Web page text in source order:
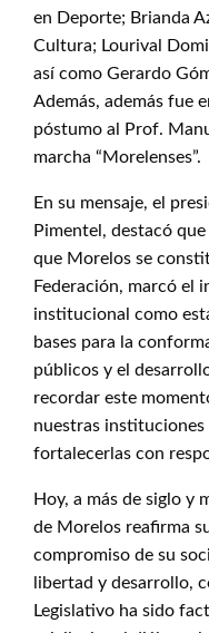
en Deporte; Brianda
Cultura; Lourival
así como Gerardo
Además, además fue
póstumo al Prof.
marcha “Morelenses”.
En su mensaje, el
Pimentel, destacó
que Morelos se
Federación, marcó el
institucional como
bases para la
públicos y el
recordar este
nuestras
fortalecerlas con
Hoy, a más de siglo y
de Morelos reafirma
compromiso de su
libertad y desarrollo,
Legislativo ha sido